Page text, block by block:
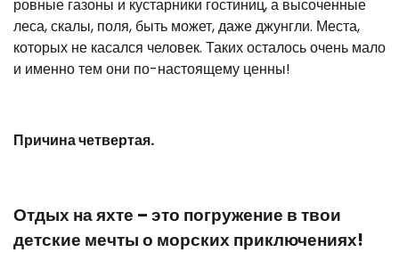
ровные газоны и кустарники гостиниц, а высоченные
леса, скалы, поля, быть может, даже джунгли. Места,
которых не касался человек. Таких осталось очень мало
и именно тем они по-настоящему ценны!
Причина четвертая.
Отдых на яхте – это погружение в твои
детские мечты о морских приключениях!